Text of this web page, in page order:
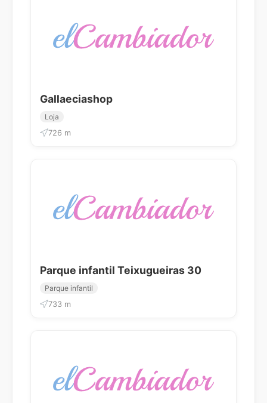
Gallaeciashop
Loja
726 m
Parque infantil Teixugueiras 30
Parque infantil
733 m